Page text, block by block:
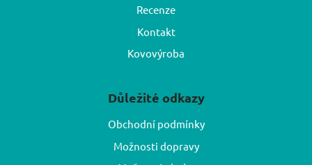
Recenze
Kontakt
Kovovýroba
Důležité odkazy
Obchodní podmínky
Možnosti dopravy